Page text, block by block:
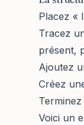
Placez «
Tracez
présent,
Ajoutez
Créez
Terminez
Voici un